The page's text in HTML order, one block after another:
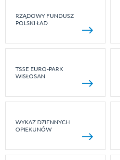
RZĄDOWY FUNDUSZ
POLSKI ŁAD
TSSE EURO-PARK
WISŁOSAN
WYKAZ DZIENNYCH
OPIEKUNÓW